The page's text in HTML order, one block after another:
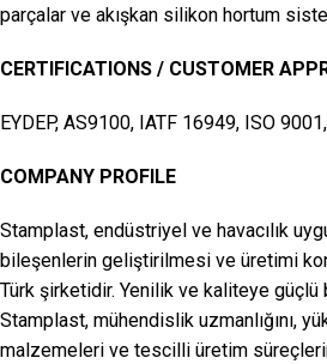
parçalar ve akışkan silikon hortum
CERTIFICATIONS / CUSTOMER
EYDEP, AS9100, IATF 16949, ISO
COMPANY PROFILE
Stamplast, endüstriyel ve havacılık
bileşenlerin geliştirilmesi ve üretimi
Türk şirketidir. Yenilik ve kaliteye
Stamplast, mühendislik uzmanlığını,
malzemeleri ve tescilli üretim